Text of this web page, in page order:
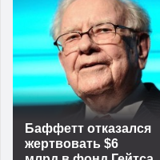
Баффетт отказался
жертвовать $6